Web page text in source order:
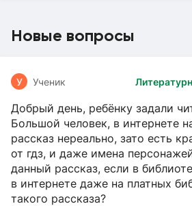
Новые вопросы
У Ученик
Добрый день, ребёнку задали
Большой человек, в интернете
рассказ нереально, зато есть
от гдз, и даже имена
данный рассказ, если в
в интернете даже на платных
такого рассказа?